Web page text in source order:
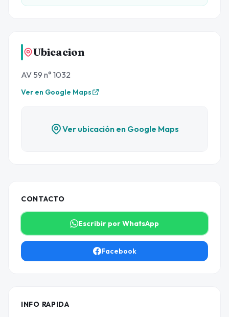
Ubicacion
AV 59 n° 1032
Ver en Google Maps
Ver ubicación en Google Maps
CONTACTO
Escribir por WhatsApp
Facebook
INFO RAPIDA